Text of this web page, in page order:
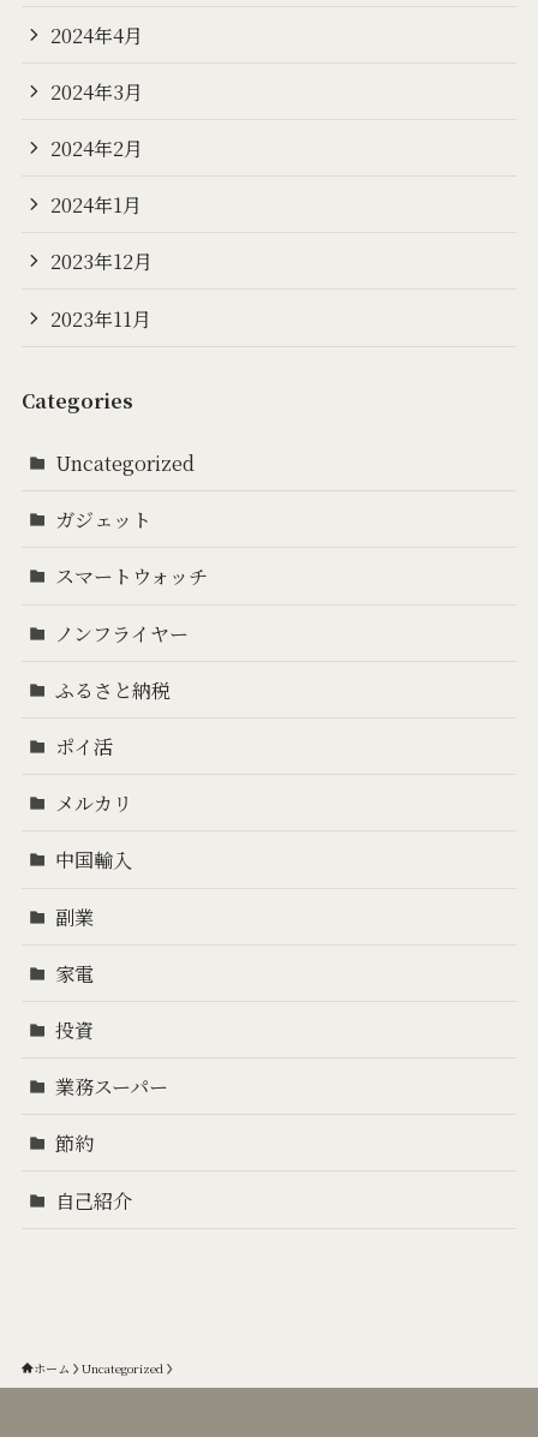
2024年4月
2024年3月
2024年2月
2024年1月
2023年12月
2023年11月
Categories
Uncategorized
ガジェット
スマートウォッチ
ノンフライヤー
ふるさと納税
ポイ活
メルカリ
中国輸入
副業
家電
投資
業務スーパー
節約
自己紹介
ホーム Uncategorized